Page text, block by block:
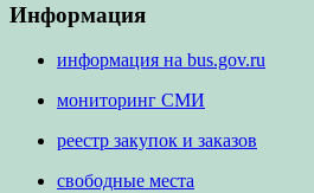
Информация
информация на bus.gov.ru
мониторинг СМИ
реестр закупок и заказов
свободные места